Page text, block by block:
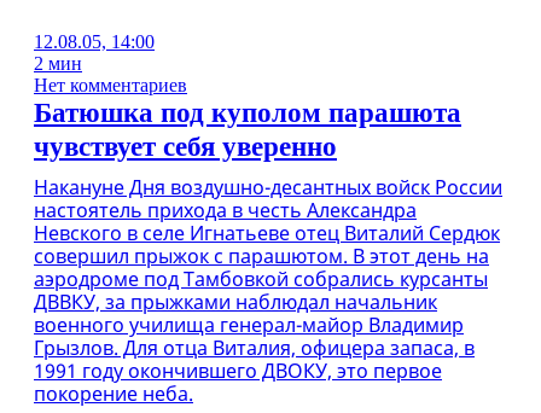
12.08.05, 14:00
2 мин
Нет комментариев
Батюшка под куполом парашюта
чувствует себя уверенно
Накануне Дня воздушно-десантных войск России
настоятель прихода в честь Александра
Невского в селе Игнатьеве отец Виталий Сердюк
совершил прыжок с парашютом. В этот день на
аэродроме под Тамбовкой собрались курсанты
ДВВКУ, за прыжками наблюдал начальник
военного училища генерал-майор Владимир
Грызлов. Для отца Виталия, офицера запаса, в
1991 году окончившего ДВОКУ, это первое
покорение неба.